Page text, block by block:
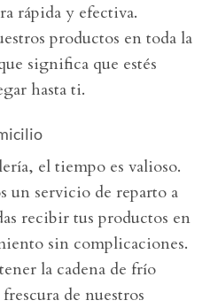
rápida y efectiva.
productos en toda la
significa que estés
hasta ti.
el tiempo es valioso.
un servicio de reparto a
recibir tus productos en
sin complicaciones.
la cadena de frío
de nuestros